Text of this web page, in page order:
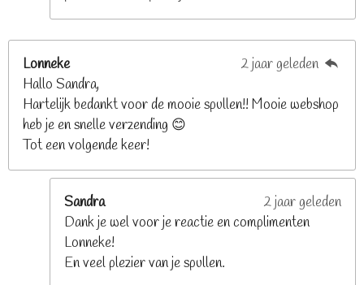
Lonneke
2 jaar geleden
Hallo Sandra,
Hartelijk bedankt voor de mooie spullen!! Mooie webshop
heb je en snelle verzending 😊
Tot een volgende keer!
Sandra
2 jaar geleden
Dank je wel voor je reactie en complimenten
Lonneke!
En veel plezier van je spullen.